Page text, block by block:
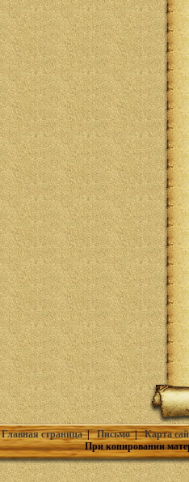
Главная страница|Письмо|Карта
При копировании